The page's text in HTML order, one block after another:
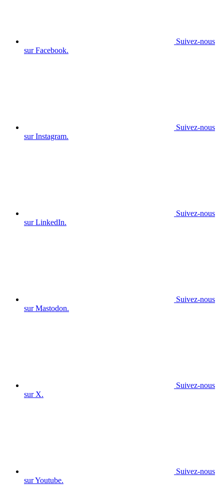
Suivez-nous
sur Facebook.
Suivez-nous
sur Instagram.
Suivez-nous
sur LinkedIn.
Suivez-nous
sur Mastodon.
Suivez-nous
sur X.
Suivez-nous
sur Youtube.